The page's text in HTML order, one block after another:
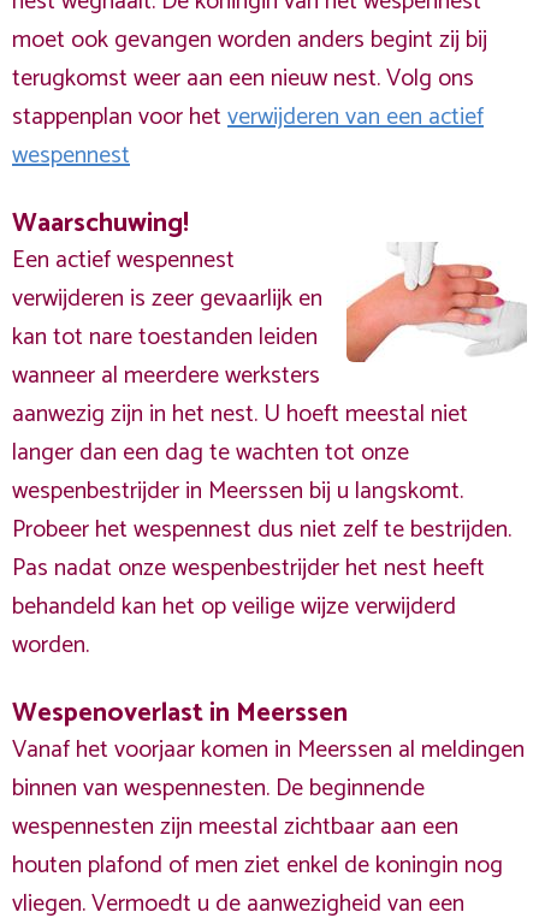
moet ook gevangen worden anders begint zij bij
terugkomst weer aan een nieuw nest. Volg ons
stappenplan voor hetverwijderen van een actief
wespennest
Waarschuwing!
Een actief wespennest
verwijderen is zeer gevaarlijk en
kan tot nare toestanden leiden
wanneer al meerdere werksters
aanwezig zijn in het nest. U hoeft meestal niet
langer dan een dag te wachten tot onze
wespenbestrijder in Meerssen bij u langskomt.
Probeer het wespennest dus niet zelf te bestrijden.
Pas nadat onze wespenbestrijder het nest heeft
behandeld kan het op veilige wijze verwijderd
worden.
Wespenoverlast in Meerssen
Vanaf het voorjaar komen in Meerssen al meldingen
binnen van wespennesten. De beginnende
wespennesten zijn meestal zichtbaar aan een
houten plafond of men ziet enkel de koningin nog
vliegen. Vermoedt u de aanwezigheid van een